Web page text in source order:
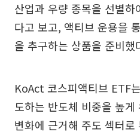
산업과 우량 종목을 선별
다고 보고, 액티브 운용을
을 추구하는 상품을 준비했
KoAct 코스피액티브 ETF
도하는 반도체 비중을 높
변화에 근거해 주도 섹터